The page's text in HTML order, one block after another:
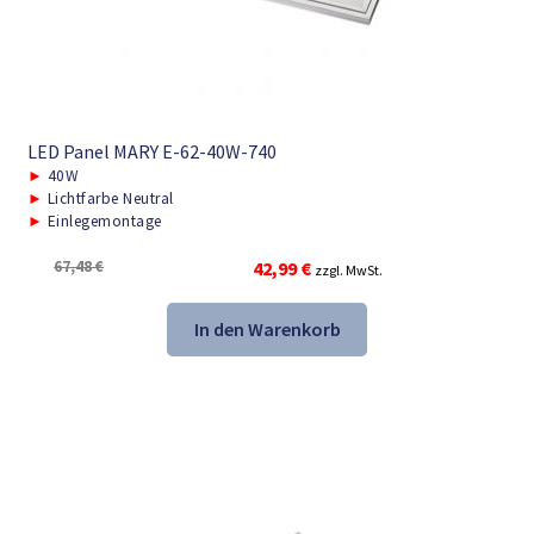
LED Panel MARY E-62-40W-740
► 40W
► Lichtfarbe Neutral
► Einlegemontage
67,48€
Ursprünglicher
war:
67,48 €
42,99€Aktueller
ist:
42,99 €.
zzgl. MwSt.
In den Warenkorb